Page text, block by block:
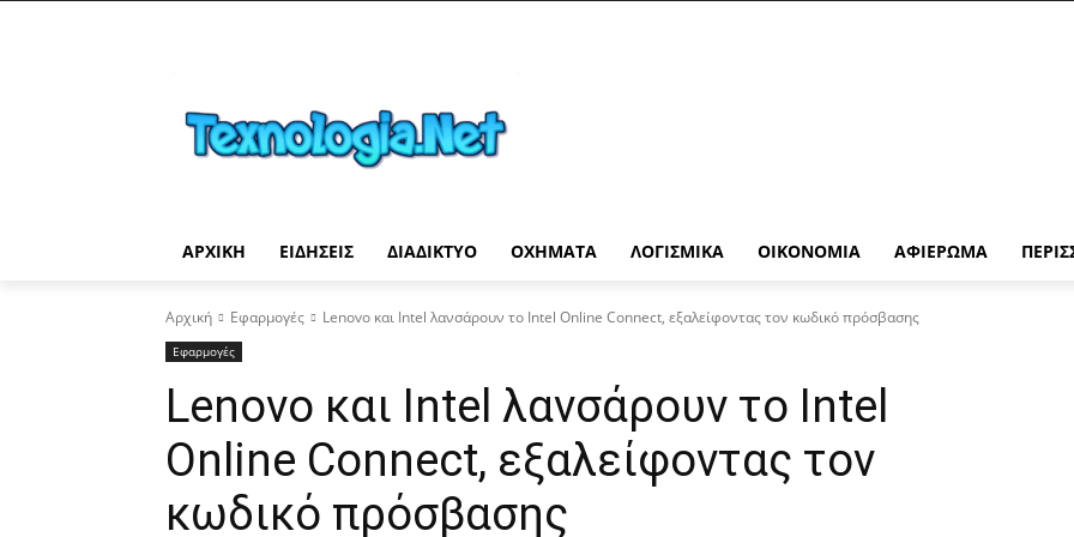
ΑΡΧΙΚΉ ΕΙΔΉΣΕΙΣ ΔΙΑΔΊΚΤΥΟ ΟΧΉΜΑΤΑ ΛΟΓΙΣΜΙΚΆ ΟΙΚΟΝΟΜΊΑ ΑΦΙΈΡΩΜΑ
Αρχική Εφαρμογές Lenovo και Intel λανσάρουν το Intel Online Connect, εξαλείφοντας τον κωδικό πρόσβασης
Εφαρμογές
Lenovo και Intel λανσάρουν το Intel
Online Connect, εξαλείφοντας τον
κωδικό πρόσβασης